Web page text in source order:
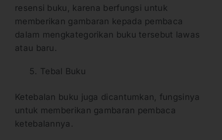
resensi buku, karena berfungsi untuk
memberikan gambaran kepada pembaca
dalam mengkategorikan buku tersebut lawas
atau baru.
Tebal Buku
Ketebalan buku juga dicantumkan, fungsinya
untuk memberikan gambaran pembaca
ketebalannya.